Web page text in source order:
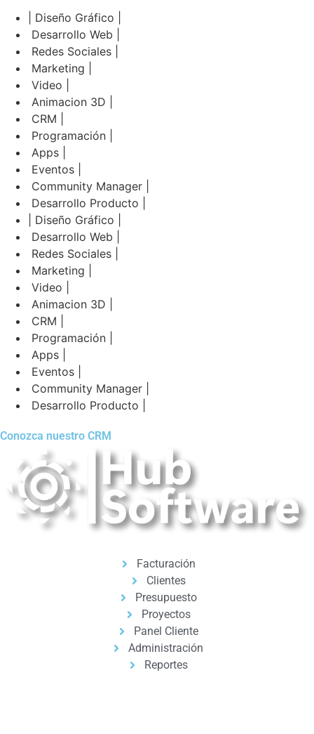
| Diseño Gráfico |
Desarrollo Web |
Redes Sociales |
Marketing |
Video |
Animacion 3D |
CRM |
Programación |
Apps |
Eventos |
Community Manager |
Desarrollo Producto |
| Diseño Gráfico |
Desarrollo Web |
Redes Sociales |
Marketing |
Video |
Animacion 3D |
CRM |
Programación |
Apps |
Eventos |
Community Manager |
Desarrollo Producto |
Conozca nuestro CRM
Facturación
Clientes
Presupuesto
Proyectos
Panel Cliente
Administración
Reportes